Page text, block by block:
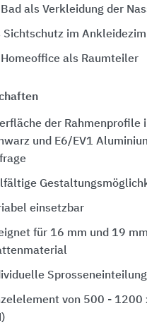
als Verkleidung der
Sichtschutz im
als Raumteiler
der Rahmenprofile
und E6/EV1
einsetzbar
für 16 mm und 19
von 500 - 1200